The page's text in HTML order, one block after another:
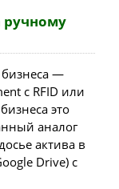
ручному
бизнеса —
с RFID или
это
аналог
актива в
Drive) с